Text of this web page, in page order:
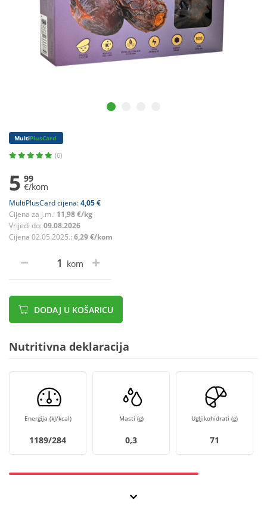
MultiPlusCard
(6)
5 99
€/kom
MultiPlusCard cijena:4,05 €
Cijena za j.m.: 11,98 €/kg
Vrijedi do: 09.08.2026
Cijena 02.05.2025.: 6,29 €/kom
kom
DODAJ U KOŠARICU
Nutritivna deklaracija
Energija (kJ/kcal)
1189/284
Masti (g)
0,3
Ugljikohidrati (g)
71